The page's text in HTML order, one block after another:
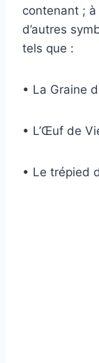
contenant ; à
d’autres
tels que :
• La Graine
• L’Œuf de
• Le trépied